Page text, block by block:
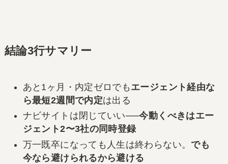
結論3行サマリー
あと1ヶ月・内定ゼロでも エージェント経由な
ら最短2週間で内定は出る
ナビサイトは閉じていい──今動くべきはエー
ジェント2〜3社の同時登録
万一既卒になっても人生は終わらない。 でも
今なら避けられるから避ける